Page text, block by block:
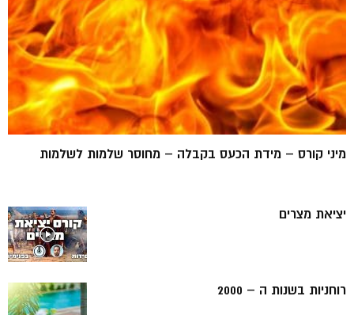
מיני קורס – מידת הכעס בקבלה – מחוסר שלמות לשלמות
יציאת מצרים
רוחניות בשנות ה – 2000